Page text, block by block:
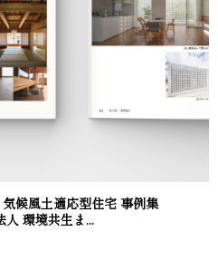
候風土適応型住宅 事例集
人 環境共生ま...